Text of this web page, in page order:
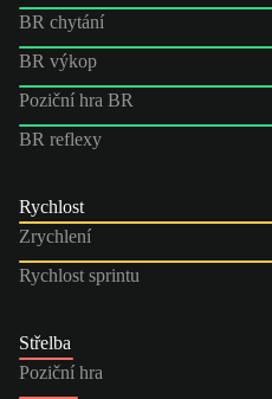
BR chytání
BR výkop
Poziční hra BR
BR reflexy
Rychlost
Zrychlení
Rychlost sprintu
Střelba
Poziční hra